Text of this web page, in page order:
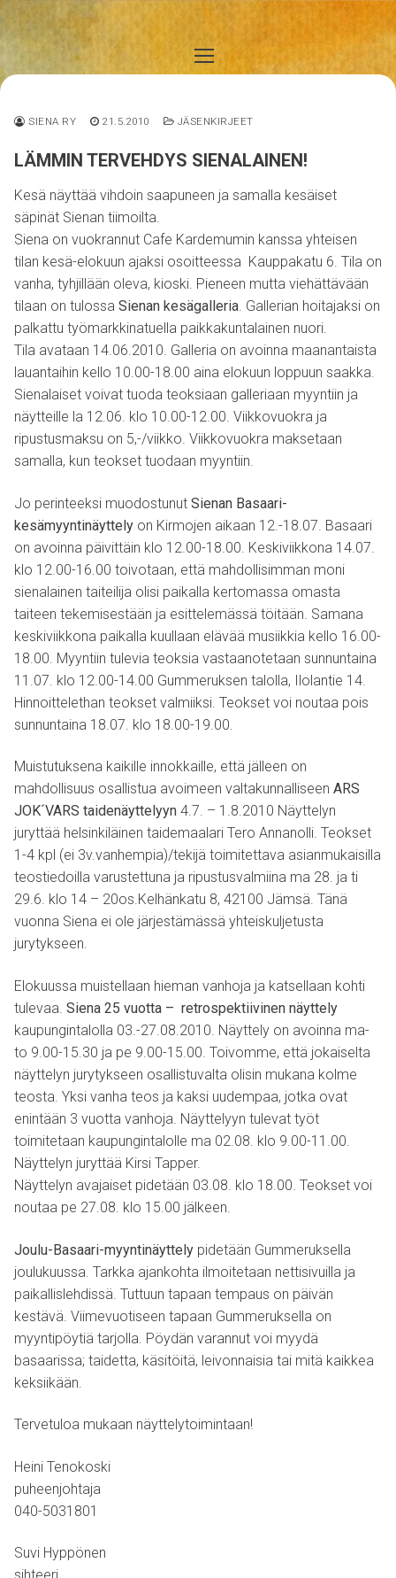
Hyppää
sisältöön
SIENA RY 21.5.2010 JÄSENKIRJEET
LÄMMIN TERVEHDYS SIENALAINEN!
Kesä näyttää vihdoin saapuneen ja samalla kesäiset
säpinät Sienan tiimoilta.
Siena on vuokrannut Cafe Kardemumin kanssa yhteisen
tilan kesä-elokuun ajaksi osoitteessa Kauppakatu 6. Tila on
vanha, tyhjillään oleva, kioski. Pieneen mutta viehättävään
tilaan on tulossa Sienan kesägalleria. Gallerian hoitajaksi on
palkattu työmarkkinatuella paikkakuntalainen nuori.
Tila avataan 14.06.2010. Galleria on avoinna maanantaista
lauantaihin kello 10.00-18.00 aina elokuun loppuun saakka.
Sienalaiset voivat tuoda teoksiaan galleriaan myyntiin ja
näytteille la 12.06. klo 10.00-12.00. Viikkovuokra ja
ripustusmaksu on 5,-/viikko. Viikkovuokra maksetaan
samalla, kun teokset tuodaan myyntiin.
Jo perinteeksi muodostunut Sienan Basaari-
kesämyyntinäyttely on Kirmojen aikaan 12.-18.07. Basaari
on avoinna päivittäin klo 12.00-18.00. Keskiviikkona 14.07.
klo 12.00-16.00 toivotaan, että mahdollisimman moni
sienalainen taiteilija olisi paikalla kertomassa omasta
taiteen tekemisestään ja esittelemässä töitään. Samana
keskiviikkona paikalla kuullaan elävää musiikkia kello 16.00-
18.00. Myyntiin tulevia teoksia vastaanotetaan sunnuntaina
11.07. klo 12.00-14.00 Gummeruksen talolla, Ilolantie 14.
Hinnoittelethan teokset valmiiksi. Teokset voi noutaa pois
sunnuntaina 18.07. klo 18.00-19.00.
Muistutuksena kaikille innokkaille, että jälleen on
mahdollisuus osallistua avoimeen valtakunnalliseen ARS
JOK´VARS taidenäyttelyyn 4.7. – 1.8.2010 Näyttelyn
juryttää helsinkiläinen taidemaalari Tero Annanolli. Teokset
1-4 kpl (ei 3v.vanhempia)/tekijä toimitettava asianmukaisilla
teostiedoilla varustettuna ja ripustusvalmiina ma 28. ja ti
29.6. klo 14 – 20os.Kelhänkatu 8, 42100 Jämsä. Tänä
vuonna Siena ei ole järjestämässä yhteiskuljetusta
jurytykseen.
Elokuussa muistellaan hieman vanhoja ja katsellaan kohti
tulevaa. Siena 25 vuotta – retrospektiivinen näyttely
kaupungintalolla 03.-27.08.2010. Näyttely on avoinna ma-
to 9.00-15.30 ja pe 9.00-15.00. Toivomme, että jokaiselta
näyttelyn jurytykseen osallistuvalta olisin mukana kolme
teosta. Yksi vanha teos ja kaksi uudempaa, jotka ovat
enintään 3 vuotta vanhoja. Näyttelyyn tulevat työt
toimitetaan kaupungintalolle ma 02.08. klo 9.00-11.00.
Näyttelyn juryttää Kirsi Tapper.
Näyttelyn avajaiset pidetään 03.08. klo 18.00. Teokset voi
noutaa pe 27.08. klo 15.00 jälkeen.
Joulu-Basaari-myyntinäyttely pidetään Gummeruksella
joulukuussa. Tarkka ajankohta ilmoitetaan nettisivuilla ja
paikallislehdissä. Tuttuun tapaan tempaus on päivän
kestävä. Viimevuotiseen tapaan Gummeruksella on
myyntipöytiä tarjolla. Pöydän varannut voi myydä
basaarissa; taidetta, käsitöitä, leivonnaisia tai mitä kaikkea
keksiikään.
Tervetuloa mukaan näyttelytoimintaan!
Heini Tenokoski
puheenjohtaja
040-5031801
Suvi Hyppönen